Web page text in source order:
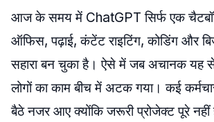
आज के समय में ChatGPT सिर्फ एक चैटबॉट
ऑफिस, पढ़ाई, कंटेंट राइटिंग, कोडिंग और
सहारा बन चुका है। ऐसे में जब अचानक यह
लोगों का काम बीच में अटक गया। कई
बैठे नजर आए क्योंकि जरूरी प्रोजेक्ट पूरे नहीं